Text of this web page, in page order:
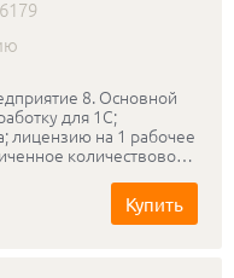
8. Основной
для 1С;
лицензию на 1 рабочее
количествово
Купить